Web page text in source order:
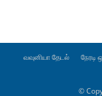
வவுனியா தேடல் நேரடி
©